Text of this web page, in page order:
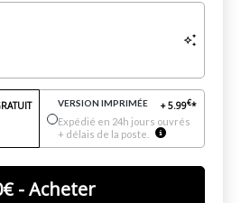
VERSION IMPRIMÉE +5.99€*
Expédié en 24h jours ouvrés
+ délais de la poste.
€- Acheter